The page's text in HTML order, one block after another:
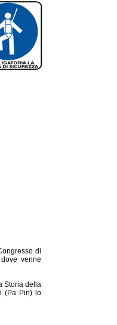
di
venne
Storia della
(Pa Pin) lo